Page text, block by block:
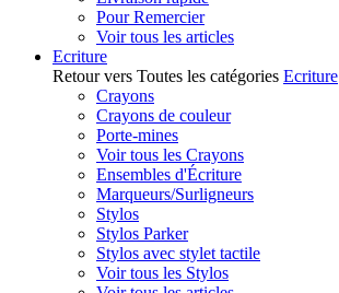
Pour Remercier
Voir tous les articles
Ecriture
Retour vers Toutes les catégories Ecriture
Crayons
Crayons de couleur
Porte-mines
Voir tous les Crayons
Ensembles d'Écriture
Marqueurs/Surligneurs
Stylos
Stylos Parker
Stylos avec stylet tactile
Voir tous les Stylos